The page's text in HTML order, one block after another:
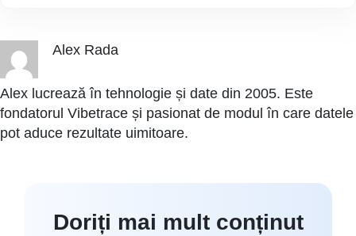
Alex Rada
Alex lucrează în tehnologie și date din 2005. Este
fondatorul Vibetrace și pasionat de modul în care datele
pot aduce rezultate uimitoare.
Doriți mai mult conținut